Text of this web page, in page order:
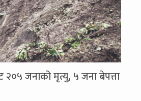
२०५ जनाको मृत्यु, ५ जना बेपत्ता